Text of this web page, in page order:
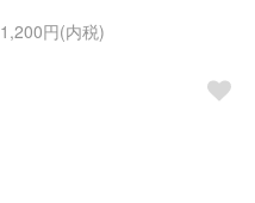
1,200円(内税)